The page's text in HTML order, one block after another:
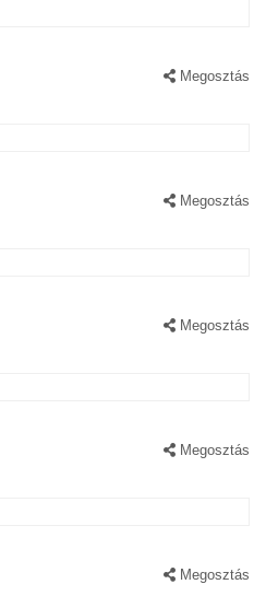
Megosztás
Megosztás
Megosztás
Megosztás
Megosztás